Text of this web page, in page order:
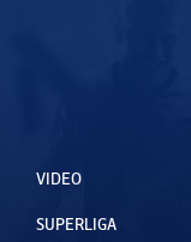
VIDEO
SUPERLIGA